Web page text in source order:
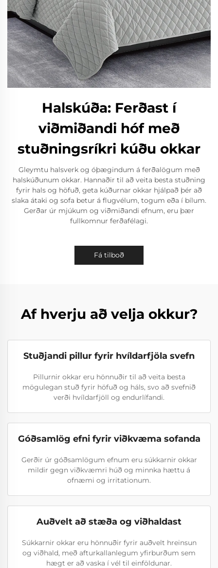
Halskúða: Ferðast í
viðmiðandi hóf með
stuðningsríkri kúðu okkar
Gleymtu halsverk og óþægindum á ferðalögum með
halskúðunum okkar. Hannaðir til að veita besta stuðning
fyrir hals og höfuð, geta kúðurnar okkar hjálpað þér að
slaka átaki og sofa betur á flugvélum, togum eða í bílum.
Gerðar úr mjúkum og viðmiðandi efnum, eru þær
fullkomnur ferðafélagi.
Fá tilboð
Af hverju að velja okkur?
Stuðjandi pillur fyrir hvíldarfjöla svefn
Pillurnir okkar eru hönnuðir til að veita besta
mögulegan stuð fyrir höfuð og háls, svo að svefnið
verði hvíldarfjöll og endurlífandi.
Góðsamlög efni fyrir viðkvæma sofanda
Gerðir úr góðsamlögum efnum eru súkkarnir okkar
mildir gegn viðkvæmri húð og minnka hættu á
ofnæmi og irritationum.
Auðvelt að stæða og viðhaldast
Súkkarnir okkar eru hönnuðir fyrir auðvelt hreinsun
og viðhald, með afturkallanlegum yfirburðum sem
hægt er að vaska í vél til einföldunar.